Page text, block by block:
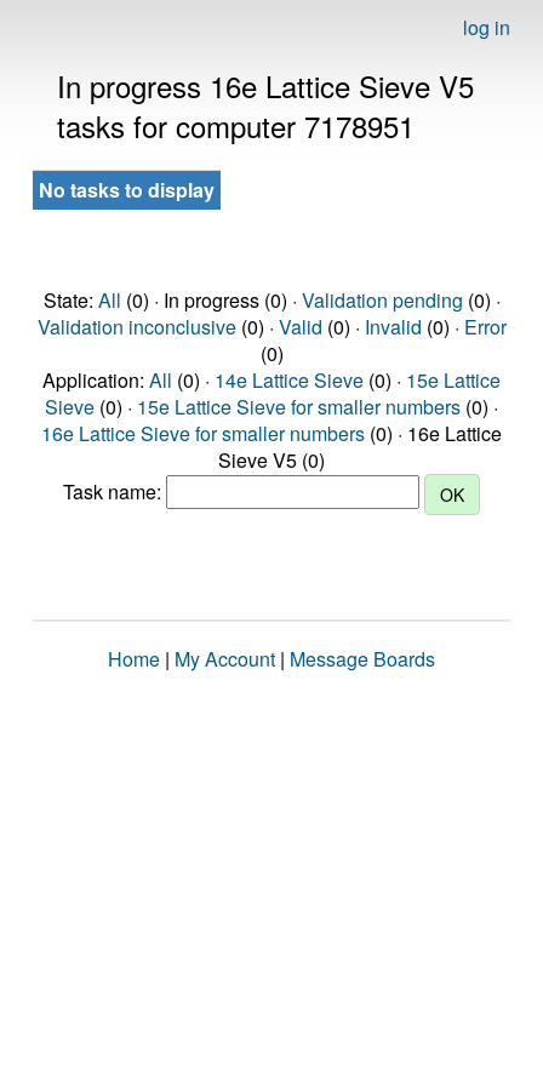
log in
In progress 16e Lattice Sieve V5
tasks for computer 7178951
No tasks to display
State: All (0) · In progress (0) · Validation pending (0) ·
Validation inconclusive(0) · Valid (0) · Invalid (0) · Error
(0)
Application: All (0) · 14e Lattice Sieve (0) · 15e Lattice
Sieve (0) · 15e Lattice Sieve for smaller numbers (0) ·
16e Lattice Sieve for smaller numbers (0) · 16e Lattice
Sieve V5 (0)
Task name:
Home | My Account | Message Boards